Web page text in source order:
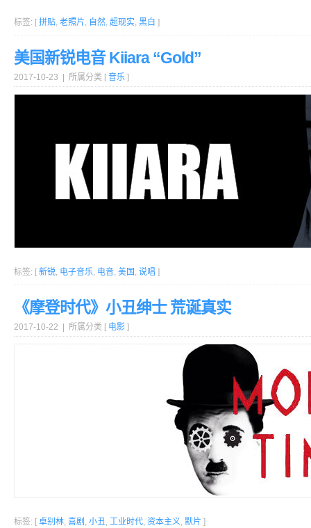
标签: [ 拼贴, 老照片, 自然, 超现实, 黑白 ]
美国新锐电音 Kiiara “Gold”
2017-10-23 | 所属分类 [ 音乐 ]
标签: [ 新锐, 电子音乐, 电音, 美国 , 说唱 ]
《摩登时代》小丑绅士 荒诞真实
2017-10-22 | 所属分类 [ 电影 ]
标签: [ 卓别林, 喜剧 , 小丑 , 工业时代, 资本主义, 默片 ]